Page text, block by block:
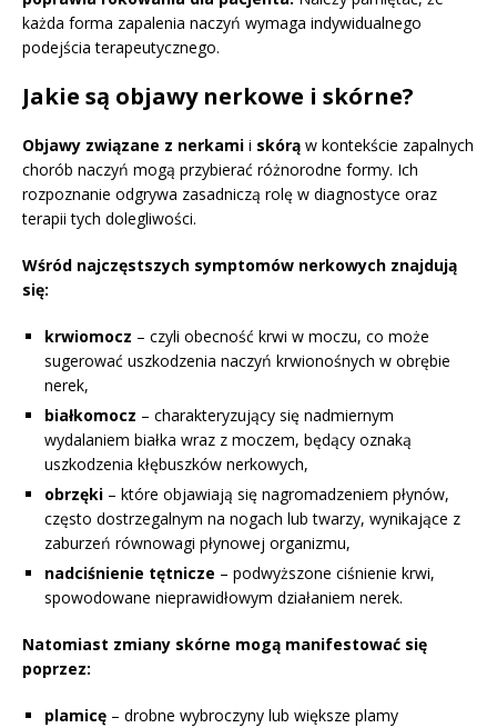
każda forma zapalenia naczyń wymaga indywidualnego
podejścia terapeutycznego.
Jakie są objawy nerkowe i skórne?
Objawy związane z nerkami i skórą w kontekście zapalnych
chorób naczyń mogą przybierać różnorodne formy. Ich
rozpoznanie odgrywa zasadniczą rolę w diagnostyce oraz
terapii tych dolegliwości.
Wśród najczęstszych symptomów nerkowych znajdują
się:
krwiomocz – czyli obecność krwi w moczu, co może
sugerować uszkodzenia naczyń krwionośnych w obrębie
nerek,
białkomocz – charakteryzujący się nadmiernym
wydalaniem białka wraz z moczem, będący oznaką
uszkodzenia kłębuszków nerkowych,
obrzęki – które objawiają się nagromadzeniem płynów,
często dostrzegalnym na nogach lub twarzy, wynikające z
zaburzeń równowagi płynowej organizmu,
nadciśnienie tętnicze – podwyższone ciśnienie krwi,
spowodowane nieprawidłowym działaniem nerek.
Natomiast zmiany skórne mogą manifestować się
poprzez:
plamicę – drobne wybroczyny lub większe plamy